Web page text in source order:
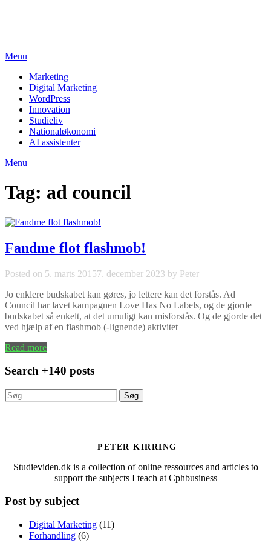
Menu
Marketing
Digital Marketing
WordPress
Innovation
Studieliv
Nationaløkonomi
AI assistenter
Menu
Tag: ad council
Fandme flot flashmob!
Posted on 5. marts 20157. december 2023 by Peter
Jo enklere budskabet kan gøres, jo lettere kan det forstås. Ad
Council har lavet kampagnen Love Has No Labels, og de gjorde
budskabet så enkelt, at det umuligt kan misforstås. Og de gjorde det
ved hjælp af en flashmob (-lignende) aktivitet
Read more
Search +140 posts
Søg
efter:
PETER KIRRING
Studieviden.dk is a collection of online ressources and articles to
support the subjects I teach at Cphbusiness
Post by subject
Digital Marketing (11)
Forhandling (6)